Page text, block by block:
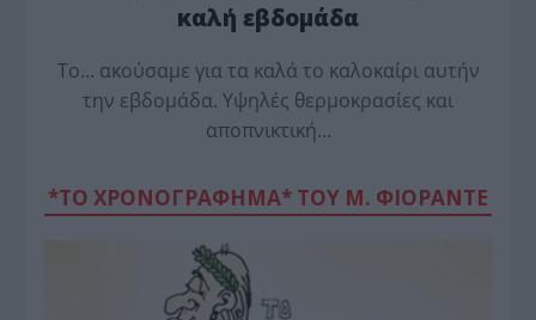
καλή εβδομάδα
Το… ακούσαμε για τα καλά το καλοκαίρι αυτήν
την εβδομάδα. Υψηλές θερμοκρασίες και
αποπνικτική…
*ΤΟ ΧΡΟΝΟΓΡΑΦΗΜΑ* ΤΟΥ Μ. ΦΙΟΡΆΝΤΕ